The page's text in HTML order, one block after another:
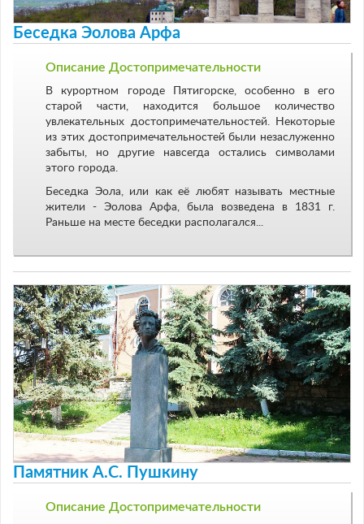
Беседка Эолова Арфа
Описание Достопримечательности
В курортном городе Пятигорске, особенно в его
старой части, находится большое количество
увлекательных достопримечательностей. Некоторые
из этих достопримечательностей были незаслуженно
забыты, но другие навсегда остались символами
этого города.
Беседка Эола, или как её любят называть местные
жители - Эолова Арфа, была возведена в 1831 г.
Раньше на месте беседки располагался...
Памятник А.С. Пушкину
Описание Достопримечательности